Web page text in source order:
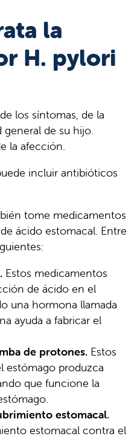
la
H. pylori
los síntomas, de la
general de su hijo.
la afección.
incluir antibióticos
tome medicamentos
ácido estomacal. Entre
Estos medicamentos
de ácido en el
una hormona llamada
ayuda a fabricar el
de protones. Estos
estómago produzca
que funcione la
estomacal.
estomacal contra el